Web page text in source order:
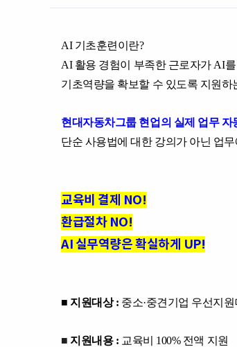
AI 기초훈련이란?
AI 활용 경험이 부족한 근로자가 AI
기초역량을 확보할 수 있도록 지원
현대자동차그룹 현업의 실제 업무
단순 사용법에 대한 강의가 아닌 업
교육비 결제 NO!
환급절차 NO!
AI 실무역량은 확실하게 UP!
■ 지원대상 : 중소·중견기업 우선지
■ 지원내용 : 교육비 100% 전액 지원